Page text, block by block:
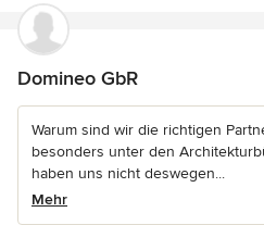
Domineo GbR
Warum sind wir die richtigen
besonders unter den
haben uns nicht deswegen...
Mehr